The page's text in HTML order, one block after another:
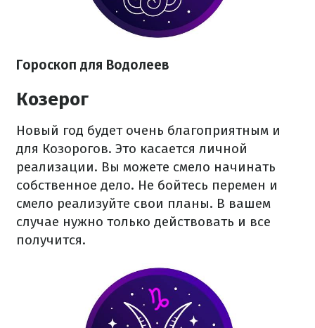
Гороскоп для Водолеев
Козерог
Новый год будет очень благоприятным и
для Козорогов. Это касается личной
реализации. Вы можете смело начинать
собственное дело. Не бойтесь перемен и
смело реализуйте свои планы. В вашем
случае нужно только действовать и все
получится.